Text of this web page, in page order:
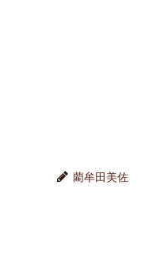
藺牟田美佐